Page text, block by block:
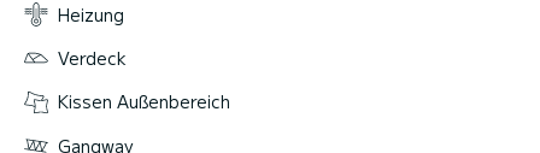
Heizung
Verdeck
Kissen Außenbereich
Gangway